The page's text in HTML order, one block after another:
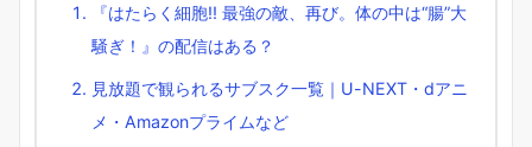
『はたらく細胞!! 最強の敵、再び。体の中は“腸”大
騒ぎ！』の配信はある？
見放題で観られるサブスク一覧｜U-NEXT・dアニ
メ・Amazonプライムなど